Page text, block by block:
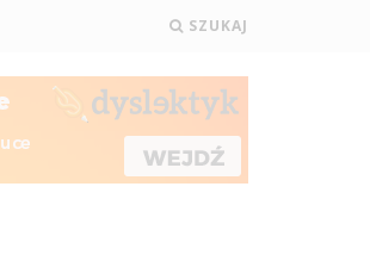
SZUKAJ